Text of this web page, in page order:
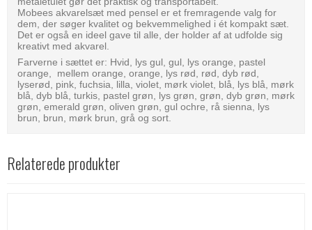
Mobees akvarelsæt med pensel er et fremragende valg for
dem, der søger kvalitet og bekvemmelighed i ét kompakt sæt.
Det er også en ideel gave til alle, der holder af at udfolde sig
kreativt med akvarel.
Farverne i sættet er: Hvid, lys gul, gul, lys orange, pastel
orange, mellem orange, orange, lys rød, rød, dyb rød,
lyserød, pink, fuchsia, lilla, violet, mørk violet, blå, lys blå, mørk
blå, dyb blå, turkis, pastel grøn, lys grøn, grøn, dyb grøn, mørk
grøn, emerald grøn, oliven grøn, gul ochre, rå sienna, lys
brun, brun, mørk brun, grå og sort.
Relaterede produkter